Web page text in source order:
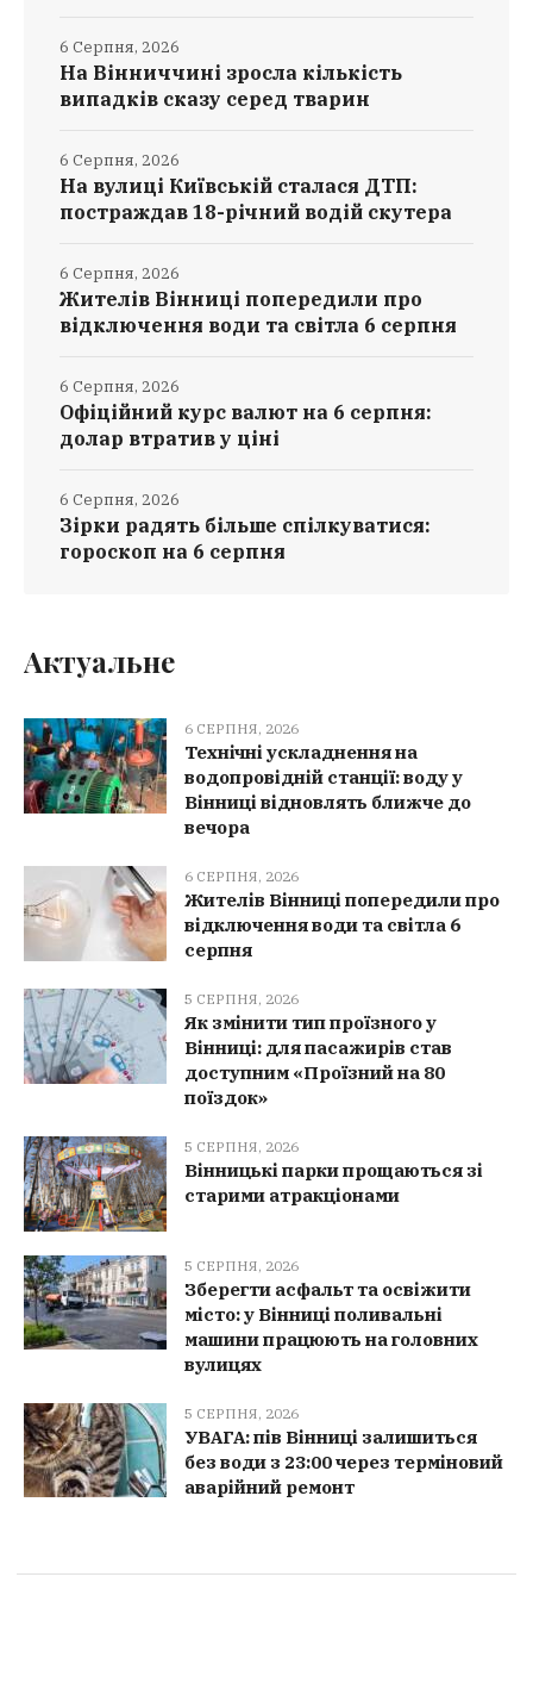
На Вінниччині зросла кількість
випадків сказу серед тварин
6 Серпня, 2026
На вулиці Київській сталася ДТП:
постраждав 18-річний водій скутера
6 Серпня, 2026
Жителів Вінниці попередили про
відключення води та світла 6 серпня
6 Серпня, 2026
Офіційний курс валют на 6 серпня:
долар втратив у ціні
6 Серпня, 2026
Зірки радять більше спілкуватися:
гороскоп на 6 серпня
6 Серпня, 2026
Актуальне
6 СЕРПНЯ, 2026
Технічні ускладнення на
водопровідній станції: воду у
Вінниці відновлять ближче до
вечора
6 СЕРПНЯ, 2026
Жителів Вінниці попередили про
відключення води та світла 6
серпня
5 СЕРПНЯ, 2026
Як змінити тип проїзного у
Вінниці: для пасажирів став
доступним «Проїзний на 80
поїздок»
5 СЕРПНЯ, 2026
Вінницькі парки прощаються зі
старими атракціонами
5 СЕРПНЯ, 2026
Зберегти асфальт та освіжити
місто: у Вінниці поливальні
машини працюють на головних
вулицях
5 СЕРПНЯ, 2026
УВАГА: пів Вінниці залишиться
без води з 23:00 через терміновий
аварійний ремонт